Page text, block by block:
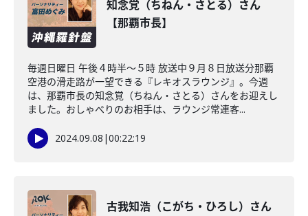
知念覚（ちねん・さとる）さん
【那覇市長】
毎週日曜日 午後４時半～５時 放送中９月８日放送分那覇
空港の滑走路が一望できる『レキオスラウンジ』。今週
は、那覇市長の知念覚（ちねん・さとる）さんをお迎えし
ました。おしゃべりのお相手は、ラウンジ常連客...
2024.09.08 |00:22:19
古我知浩（こがち・ひろし）さん